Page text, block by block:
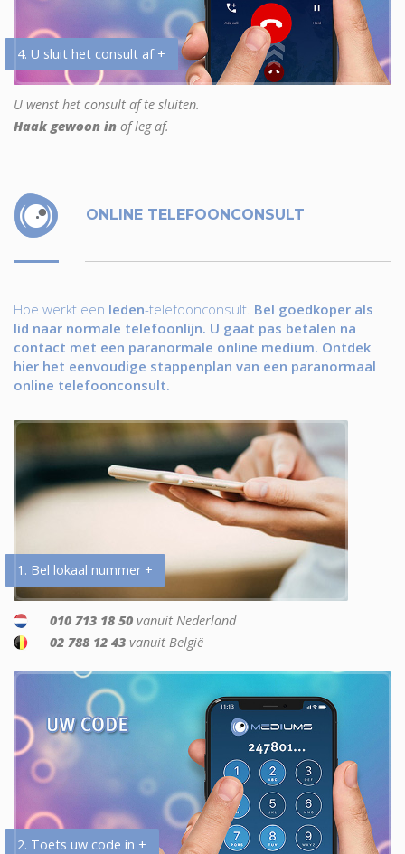
4. U sluit het consult af +
U wenst het consult af te sluiten.
Haak gewoon in of leg af.
ONLINE TELEFOONCONSULT
Hoe werkt een leden-telefoonconsult. Bel goedkoper als
lid naar normale telefoonlijn. U gaat pas betalen na
contact met een paranormale online medium. Ontdek
hier het eenvoudige stappenplan van een paranormaal
online telefoonconsult.
1. Bel lokaal nummer +
010 713 18 50 vanuit Nederland
02 788 12 43 vanuit België
2. Toets uw code in +